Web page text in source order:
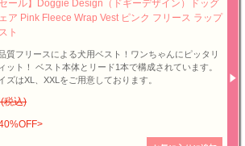
セール】Doggie Design（ドギーデザイン）ドッグ
ア Pink Fleece Wrap Vest ピンク フリース ラップ
ト
質フリースによる犬用ベスト！ワンちゃんにピッタリ
ット！ ベスト本体とリード1本で構成されています。
ズはXL、XXLをご用意しております。
税込)